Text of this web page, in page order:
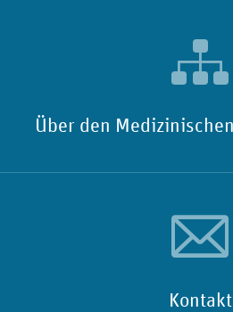
Über den
Kontakt